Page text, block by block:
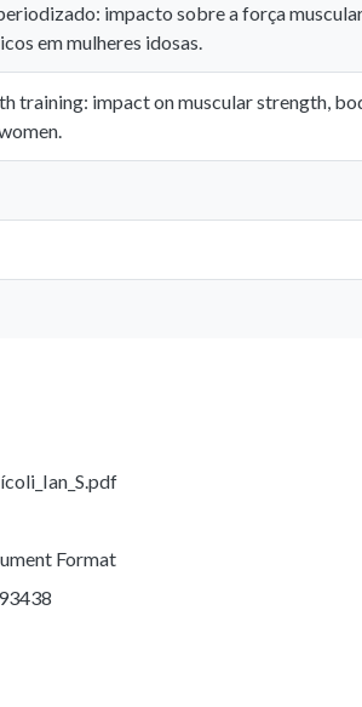
impacto sobre a força
em mulheres idosas.
training: impact on muscular strength,
Format